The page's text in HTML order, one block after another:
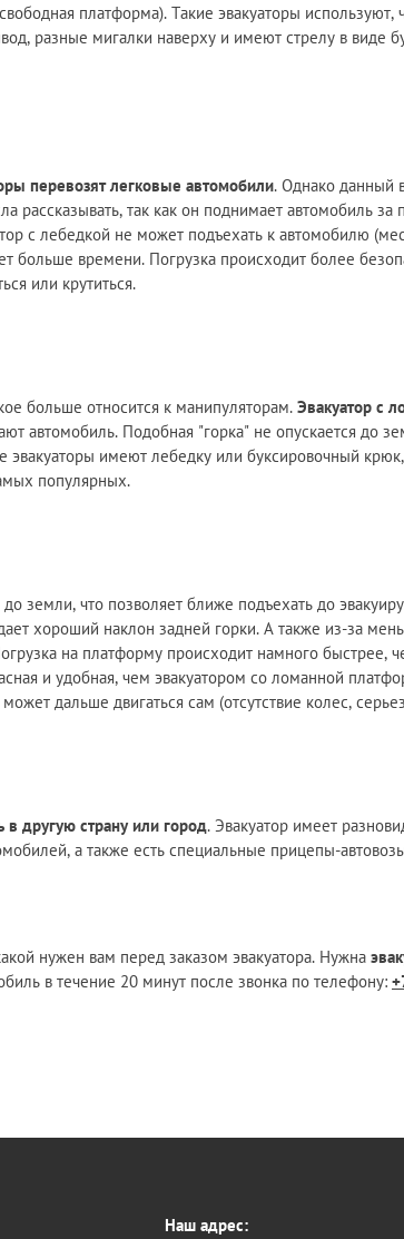
платформа). Такие эвакуаторы используют,
разные мигалки наверху и имеют стрелу в виде
перевозят легковые автомобили. Однако данный
рассказывать, так как он поднимает автомобиль
с лебедкой не может подъехать к автомобилю
больше времени. Погрузка происходит более
или крутиться.
больше относится к манипуляторам. Эвакуатор с
автомобиль. Подобная "горка" не опускается до
эвакуаторы имеют лебедку или буксировочный
популярных.
земли, что позволяет ближе подъехать до
хороший наклон задней горки. А также из-за
на платформу происходит намного быстрее,
и удобная, чем эвакуатором со ломанной
дальше двигаться сам (отсутствие колес,
в другую страну или город. Эвакуатор имеет
а также есть специальные прицепы-
нужен вам перед заказом эвакуатора. Нужна
в течение 20 минут после звонка по телефону:
Наш адрес: